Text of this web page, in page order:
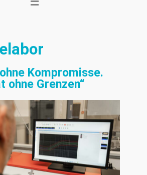
Kompromisse.
ohne Grenzen“